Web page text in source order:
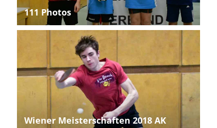
111 Photos
Wiener Meisterschaften 2018 AK